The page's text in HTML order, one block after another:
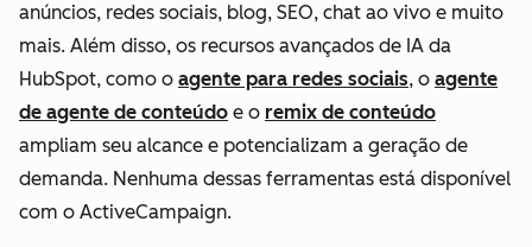
anúncios, redes sociais, blog, SEO, chat ao vivo e muito
mais. Além disso, os recursos avançados de IA da
HubSpot, como o agente para redes sociais, o agente
de agente de conteúdo e o remix de conteúdo
ampliam seu alcance e potencializam a geração de
demanda. Nenhuma dessas ferramentas está disponível
com o ActiveCampaign.